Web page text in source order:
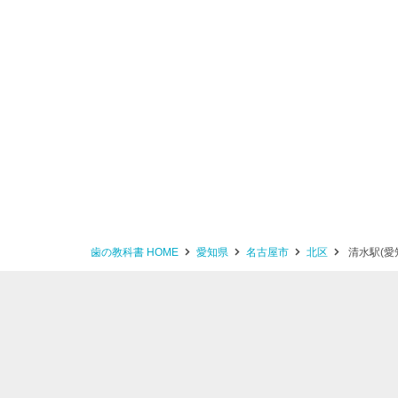
歯の教科書 HOME 愛知県 名古屋市 北区 清水駅(愛